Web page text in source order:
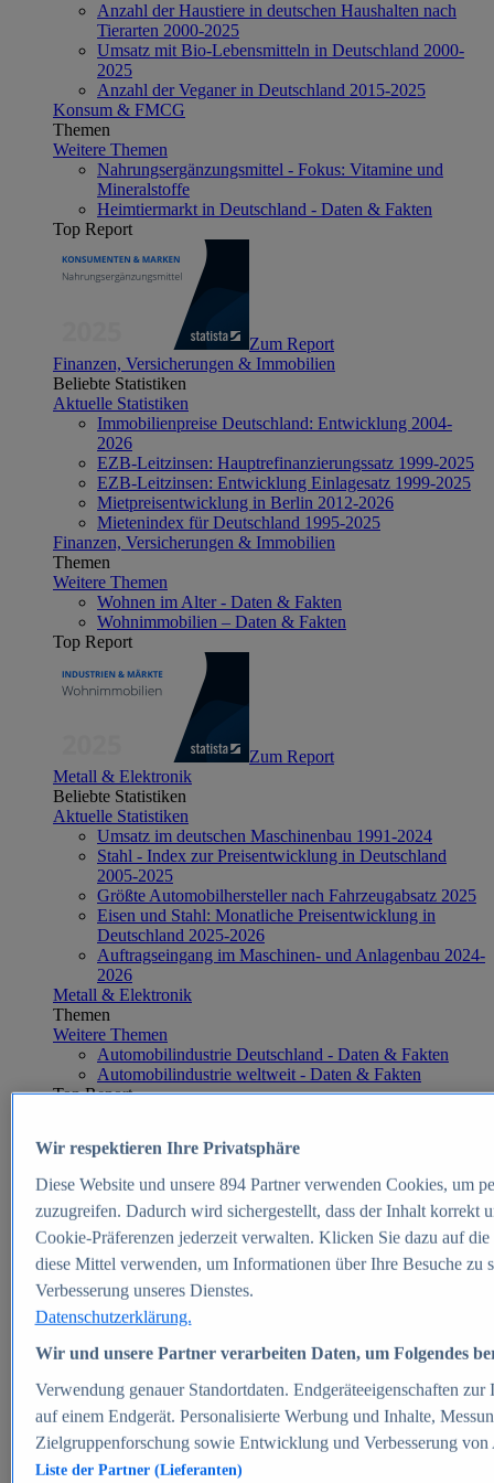
Anzahl der Haustiere in deutschen Haushalten nach
Tierarten 2000-2025
Umsatz mit Bio-Lebensmitteln in Deutschland 2000-
2025
Anzahl der Veganer in Deutschland 2015-2025
Konsum & FMCG
Themen
Weitere Themen
Nahrungsergänzungsmittel - Fokus: Vitamine und
Mineralstoffe
Heimtiermarkt in Deutschland - Daten & Fakten
Top Report
Zum Report
Finanzen, Versicherungen & Immobilien
Beliebte Statistiken
Aktuelle Statistiken
Immobilienpreise Deutschland: Entwicklung 2004-
2026
EZB-Leitzinsen: Hauptrefinanzierungssatz 1999-2025
EZB-Leitzinsen: Entwicklung Einlagesatz 1999-2025
Mietpreisentwicklung in Berlin 2012-2026
Mietenindex für Deutschland 1995-2025
Finanzen, Versicherungen & Immobilien
Themen
Weitere Themen
Wohnen im Alter - Daten & Fakten
Wohnimmobilien – Daten & Fakten
Top Report
Zum Report
Metall & Elektronik
Beliebte Statistiken
Aktuelle Statistiken
Umsatz im deutschen Maschinenbau 1991-2024
Stahl - Index zur Preisentwicklung in Deutschland
2005-2025
Größte Automobilhersteller nach Fahrzeugabsatz 2025
Eisen und Stahl: Monatliche Preisentwicklung in
Deutschland 2025-2026
Auftragseingang im Maschinen- und Anlagenbau 2024-
2026
Metall & Elektronik
Themen
Weitere Themen
Automobilindustrie Deutschland - Daten & Fakten
Automobilindustrie weltweit - Daten & Fakten
Top Report
Zum Report
E-commerce
Beliebte Statistiken
Aktuelle Statistiken
E-Commerce - Entwicklung des Umsatzes in
Deutschland 1999-2025
Umsatz von Amazon in Deutschland und weltweit
2010-2025
B2C-E-Commerce: Top-50 Online Shops in
Deutschland 2024
Marktanteile von Online-Zahlungsverfahren in
Deutschland 2024
Umsatzstarke Warengruppen im Online-Handel in
Deutschland 2023-2025
Wir respektieren Ihre Privatsphäre
Diese Website und unsere 894Partner verwenden Cookies, um
zuzugreifen. Dadurch wird sichergestellt, dass der Inhalt korrekt
Cookie-Präferenzen jederzeit verwalten. Klicken Sie dazu auf
diese Mittel verwenden, um Informationen über Ihre Besuche
Verbesserung unseres Dienstes.
Datenschutzerklärung.
Wir und unsere Partner verarbeiten Daten, um Folgendes
Verwendung genauer Standortdaten. Endgeräteeigenschaften
auf einem Endgerät. Personalisierte Werbung und Inhalte,
Zielgruppenforschung sowie Entwicklung und Verbesserung von
Liste der Partner (Lieferanten)